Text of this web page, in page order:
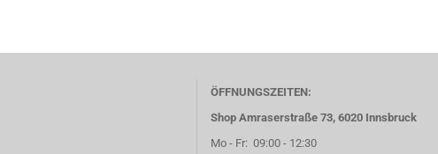
ÖFFNUNGSZEITEN:
Shop Amraserstraße 73, 6020 Innsbruck
Mo - Fr: 09:00 - 12:30